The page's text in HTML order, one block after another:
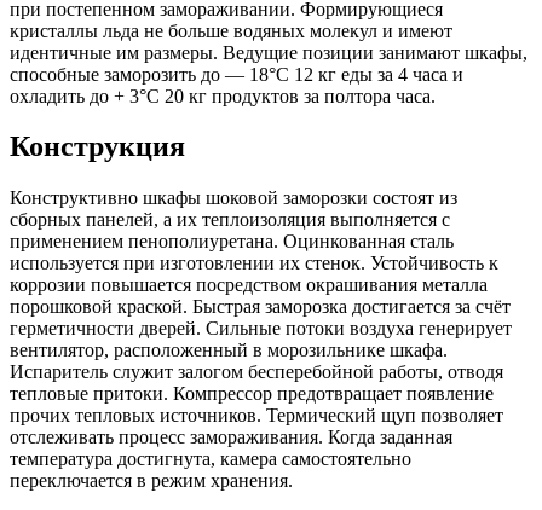
при постепенном замораживании. Формирующиеся
кристаллы льда не больше водяных молекул и имеют
идентичные им размеры. Ведущие позиции занимают шкафы,
способные заморозить до — 18°C 12 кг еды за 4 часа и
охладить до + 3°C 20 кг продуктов за полтора часа.
Конструкция
Конструктивно шкафы шоковой заморозки состоят из
сборных панелей, а их теплоизоляция выполняется с
применением пенополиуретана. Оцинкованная сталь
используется при изготовлении их стенок. Устойчивость к
коррозии повышается посредством окрашивания металла
порошковой краской. Быстрая заморозка достигается за счёт
герметичности дверей. Сильные потоки воздуха генерирует
вентилятор, расположенный в морозильнике шкафа.
Испаритель служит залогом бесперебойной работы, отводя
тепловые притоки. Компрессор предотвращает появление
прочих тепловых источников. Термический щуп позволяет
отслеживать процесс замораживания. Когда заданная
температура достигнута, камера самостоятельно
переключается в режим хранения.